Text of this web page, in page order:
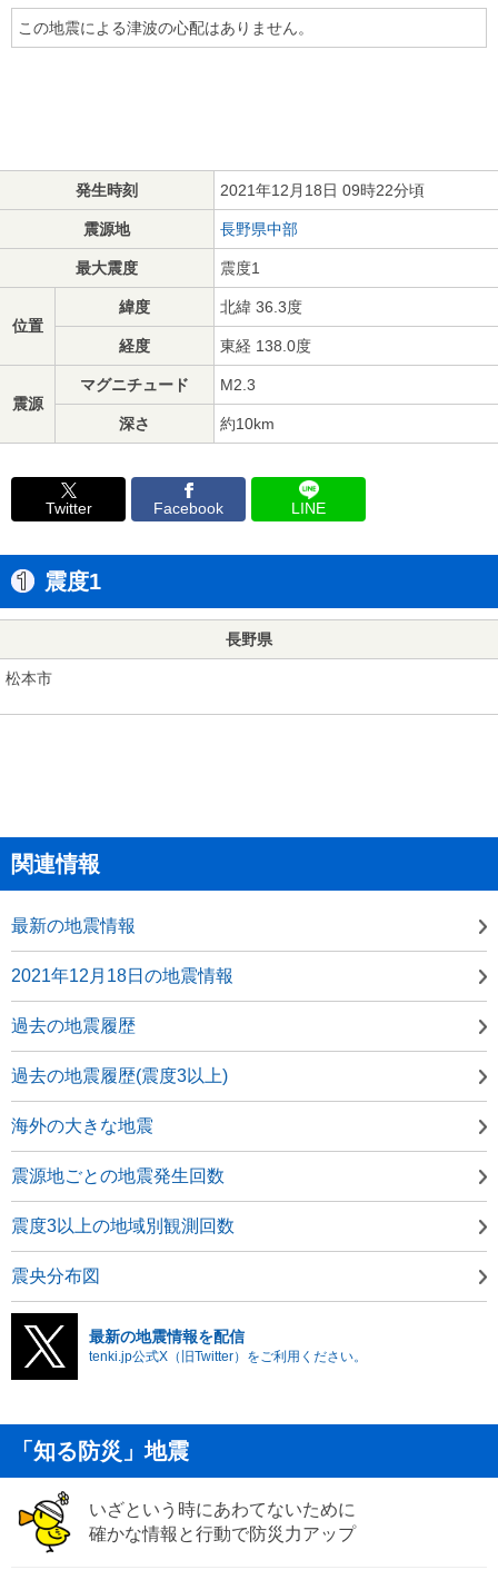
この地震による津波の心配はありません。
発生時刻 2021年12月18日 09時22分頃
震源地 長野県中部
最大震度 震度1
位置
緯度 北緯 36.3度
経度 東経 138.0度
震源
マグニチュード M2.3
深さ 約10km
Twitter Facebook LINE
震度1
長野県
松本市
関連情報
最新の地震情報
2021年12月18日の地震情報
過去の地震履歴
過去の地震履歴(震度3以上)
海外の大きな地震
震源地ごとの地震発生回数
震度3以上の地域別観測回数
震央分布図
最新の地震情報を配信
tenki.jp公式X（旧Twitter）をご利用ください。
「知る防災」地震
いざという時にあわてないために
確かな情報と行動で防災力アップ